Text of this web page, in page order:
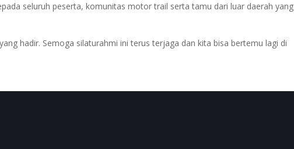
seluruh peserta, komunitas motor trail serta tamu dari luar daerah yang
hadir. Semoga silaturahmi ini terus terjaga dan kita bisa bertemu lagi di